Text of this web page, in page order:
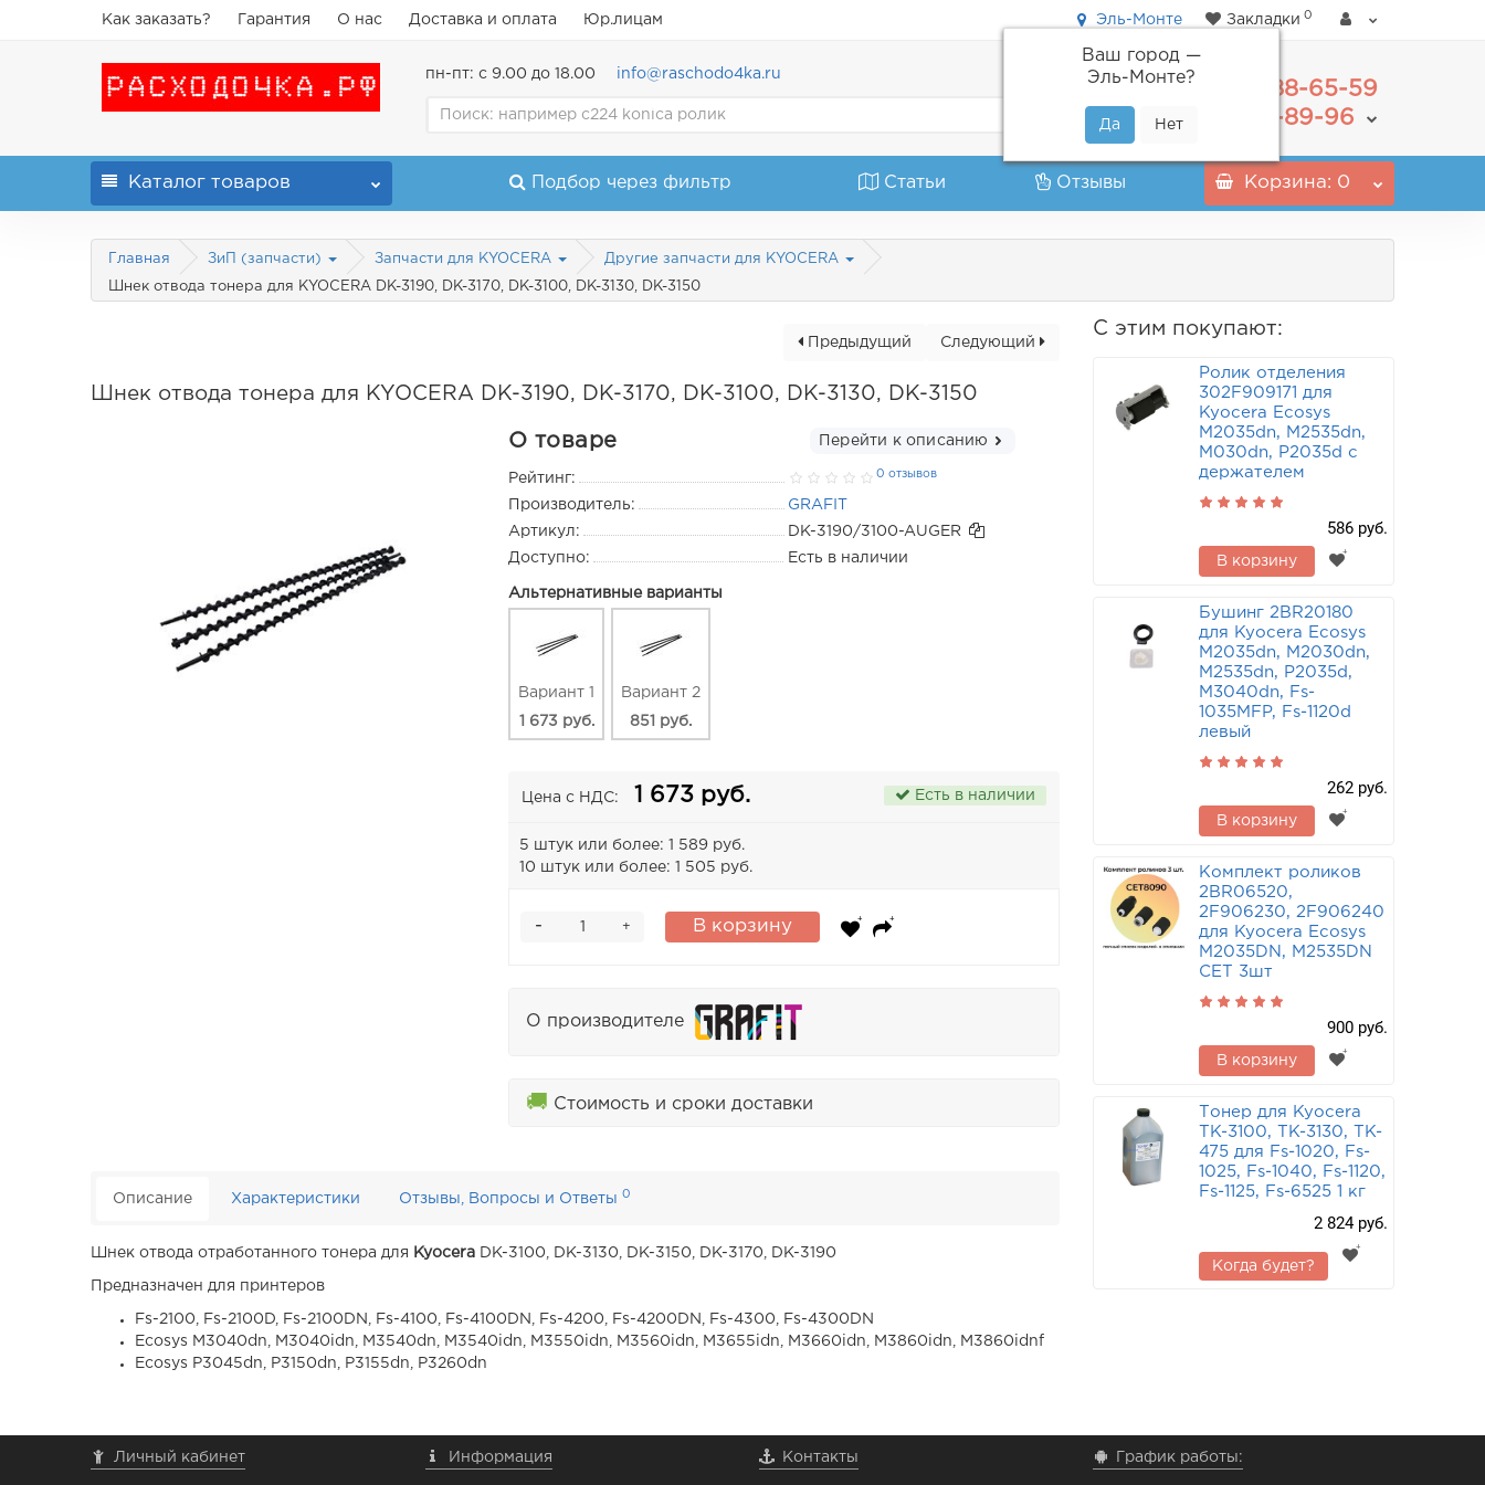
Как заказать? Гарантия О нас Доставка и оплата Юр.лицам Эль-Монте
Ваш город —
Эль-Монте?
Закладки 0
пн-пт: с 9.00 до 18.00 info@raschodo4ka.ru
488-65-59
+7(800) 555-89-96
Каталог товаров Подбор через фильтр Статьи Отзывы Корзина: 0
Главная ЗиП (запчасти) Запчасти для KYOCERA Другие запчасти для KYOCERA
Шнек отвода тонера для KYOCERA DK-3190, DK-3170, DK-3100, DK-3130, DK-3150
Следующий
Предыдущий
Шнек отвода тонера для KYOCERA DK-3190, DK-3170, DK-3100, DK-3130, DK-3150
О товаре Перейти к описанию
Рейтинг: 0 отзывов
Производитель:
GRAFIT
Артикул:
DK-3190/3100-AUGER
Доступно:
Есть в наличии
Альтернативные варианты
Вариант 1
1 673 руб.
Вариант 2
851 руб.
Цена с НДС: 1 673 руб. Есть в наличии
5 штук или более: 1 589 руб.
10 штук или более: 1 505 руб.
+
- В корзину
О производителе
🚚 Стоимость и сроки доставки
Описание Характеристики Отзывы, Вопросы и Ответы0
Шнек отвода отработанного тонера для Kyocera DK-3100, DK-3130, DK-3150, DK-3170, DK-3190
Предназначен для принтеров
Fs-2100, Fs-2100D, Fs-2100DN, Fs-4100, Fs-4100DN, Fs-4200, Fs-4200DN, Fs-4300, Fs-4300DN
Ecosys M3040dn, M3040idn, M3540dn, M3540idn, M3550idn, M3560idn, M3655idn, M3660idn, M3860idn, M3860idnf
Ecosys P3045dn, P3150dn, P3155dn, P3260dn
С этим покупают:
Ролик отделения
302F909171 для
Kyocera Ecosys
M2035dn, M2535dn,
M030dn, P2035d с
держателем
586 руб.
В корзину
Бушинг 2BR20180
для Kyocera Ecosys
M2035dn, M2030dn,
M2535dn, P2035d,
M3040dn, Fs-
1035MFP, Fs-1120d
левый
262 руб.
В корзину
Комплект роликов
2BR06520,
2F906230, 2F906240
для Kyocera Ecosys
M2035DN, M2535DN
CET 3шт
900 руб.
В корзину
Тонер для Kyocera
TK-3100, TK-3130, TK-
475 для Fs-1020, Fs-
1025, Fs-1040, Fs-1120,
Fs-1125, Fs-6525 1 кг
2 824 руб.
Когда будет?
Личный кабинет Информация Контакты График работы: